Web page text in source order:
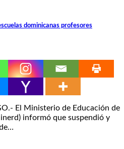
dominicanas profesores
El Ministerio de Educación de
informó que suspendió y